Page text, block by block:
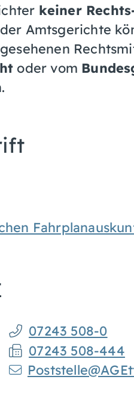
keiner
der Amtsgerichte
oder vom
07243 508-0
07243 508-444